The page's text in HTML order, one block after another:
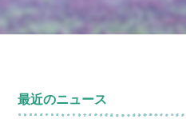
最近のニュース